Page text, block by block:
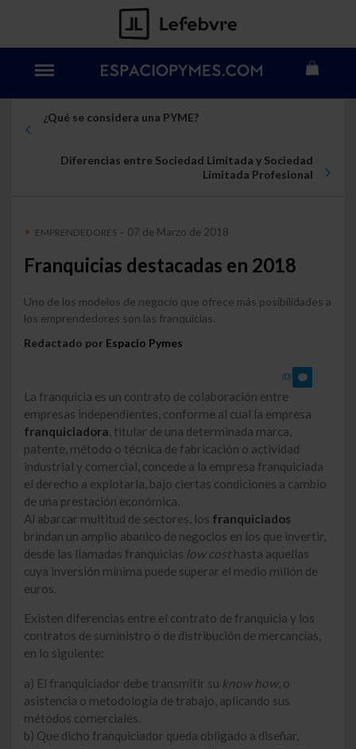
¿Qué se considera una PYME?
Diferencias entre Sociedad Limitada y Sociedad
Limitada Profesional
EMPRENDEDORES - 07 de Marzo de 2018
Franquicias destacadas en 2018
Uno de los modelos de negocio que ofrece más posibilidades a
los emprendedores son las franquicias.
Redactado por Espacio Pymes
(0)
La franquicia es un contrato de colaboración entre
empresas independientes, conforme al cual la empresa
franquiciadora , titular de una determinada marca,
patente, método o técnica de fabricación o actividad
industrial y comercial, concede a la empresa franquiciada
el derecho a explotarla, bajo ciertas condiciones a cambio
de una prestación económica.
Al abarcar multitud de sectores, los franquiciados
brindan un amplio abanico de negocios en los que invertir,
desde las llamadas franquicias low cost hasta aquellas
cuya inversión mínima puede superar el medio millón de
euros.
Existen diferencias entre el contrato de franquicia y los
contratos de suministro o de distribución de mercancías,
en lo siguiente:
a) El franquiciador debe transmitir su know how, o
asistencia o metodología de trabajo, aplicando sus
métodos comerciales.
b) Que dicho franquiciador queda obligado a diseñar,